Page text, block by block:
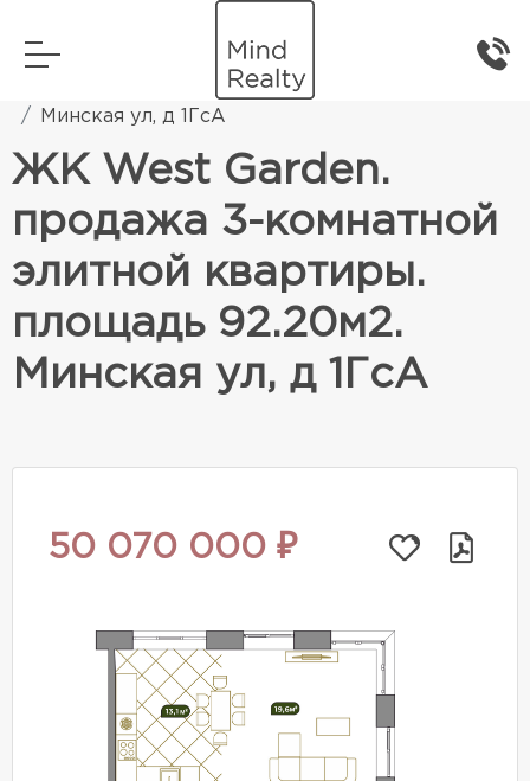
Элитная жилая недвижимость
Минская ул, д 1ГсА
ЖК West Garden.
продажа 3-комнатной
элитной квартиры.
площадь 92.20м2.
Минская ул, д 1ГсА
50 070 000 ₽